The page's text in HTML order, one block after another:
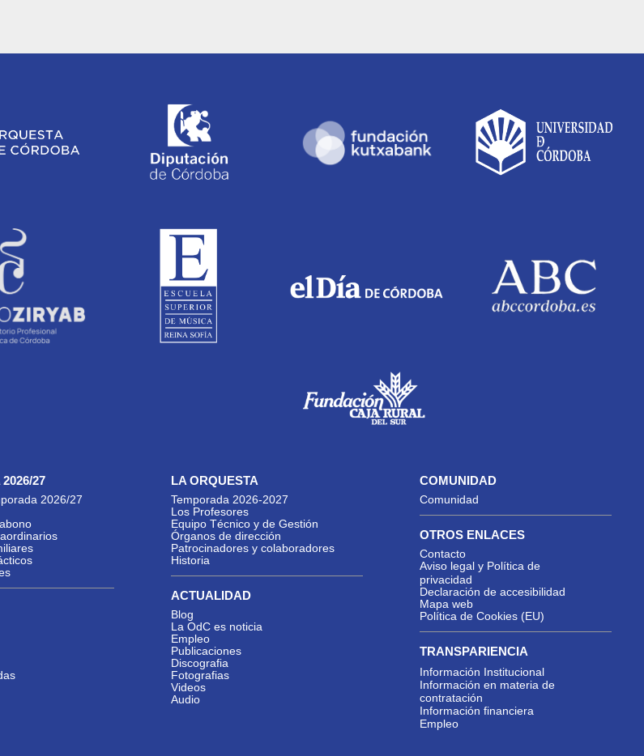
27
2026/27
LA ORQUESTA
Temporada 2026-2027
Los Profesores
Equipo Técnico y de Gestión
Órganos de dirección
Patrocinadores y colaboradores
Historia
ACTUALIDAD
Blog
La OdC es noticia
Empleo
Publicaciones
Discografia
Fotografias
Videos
Audio
COMUNIDAD
Comunidad
OTROS ENLACES
Contacto
Aviso legal y Política de
privacidad
Declaración de accesibilidad
Mapa web
Política de Cookies (EU)
TRANSPARIENCIA
Información Institucional
Información en materia de
contratación
Información financiera
Empleo